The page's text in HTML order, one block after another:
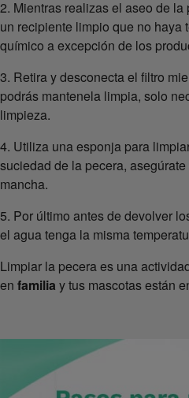
2. Mientras realizas el aseo de
un recipiente limpio que no haya
químico a excepción de los
3. Retira y desconecta el filtro
podrás mantenela limpia, solo
limpieza.
4. Utiliza una esponja para
suciedad de la pecera,
mancha.
5. Por último antes de devolver
el agua tenga la misma
Limpiar la pecera es una
en familia y tus mascotas están